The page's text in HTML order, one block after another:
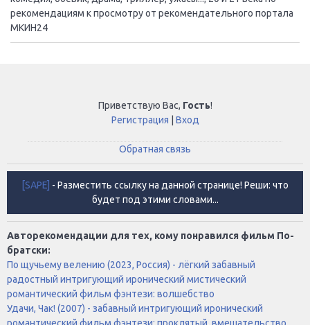
рекомендациям к просмотру от рекомендательного портала
МКИН24
Приветствую Вас, Гость!
Регистрация
Вход
Обратная связь
[SAPE] - Разместить ссылку на данной странице! Реши: что
будет под этими словами...
Авторекомендации для тех, кому понравился фильм По-
братски:
По щучьему велению (2023, Россия) - лёгкий забавный
радостный интригующий иронический мистический
романтический фильм фэнтези: волшебство
Удачи, Чак! (2007) - забавный интригующий иронический
романтический фильм фэнтези: проклятый, вмешательство